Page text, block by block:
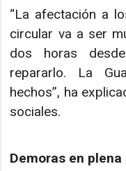
“La afectación a
circular va a ser
dos horas
repararlo. La
hechos”, ha
sociales.
Demoras en